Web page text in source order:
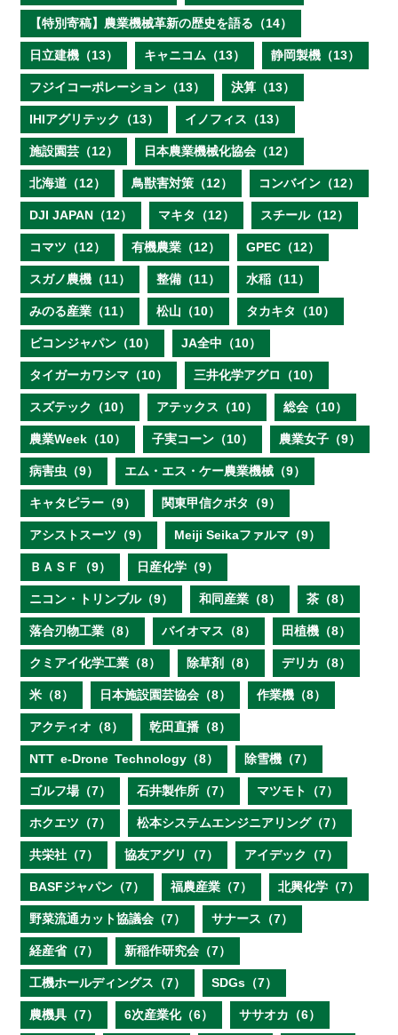
【特別寄稿】農業機械革新の歴史を語る（14）
日立建機（13） キャニコム（13） 静岡製機（13）
フジイコーポレーション（13） 決算（13）
IHIアグリテック（13） イノフィス（13）
施設園芸（12） 日本農業機械化協会（12）
北海道（12） 鳥獣害対策（12） コンバイン（12）
DJI JAPAN（12） マキタ（12） スチール（12）
コマツ（12） 有機農業（12） GPEC（12）
スガノ農機（11） 整備（11） 水稲（11）
みのる産業（11） 松山（10） タカキタ（10）
ビコンジャパン（10） JA全中（10）
タイガーカワシマ（10） 三井化学アグロ（10）
スズテック（10） アテックス（10） 総会（10）
農業Week（10） 子実コーン（10） 農業女子（9）
病害虫（9） エム・エス・ケー農業機械（9）
キャタピラー（9） 関東甲信クボタ（9）
アシストスーツ（9） Meiji Seikaファルマ（9）
ＢＡＳＦ（9） 日産化学（9）
ニコン・トリンブル（9） 和同産業（8） 茶（8）
落合刃物工業（8） バイオマス（8） 田植機（8）
クミアイ化学工業（8） 除草剤（8） デリカ（8）
米（8） 日本施設園芸協会（8） 作業機（8）
アクティオ（8） 乾田直播（8）
NTT e‐Drone Technology（8） 除雪機（7）
ゴルフ場（7） 石井製作所（7） マツモト（7）
ホクエツ（7） 松本システムエンジニアリング（7）
共栄社（7） 協友アグリ（7） アイデック（7）
BASFジャパン（7） 福農産業（7） 北興化学（7）
野菜流通カット協議会（7） サナース（7）
経産省（7） 新稲作研究会（7）
工機ホールディングス（7） SDGs（7）
農機具（7） 6次産業化（6） ササオカ（6）